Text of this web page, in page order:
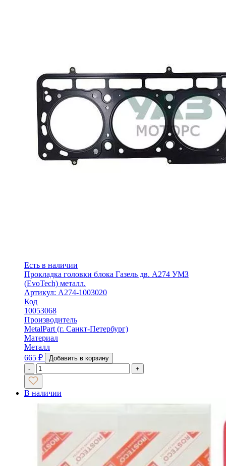
Есть в наличии
Прокладка головки блока Газель дв. А274 УМЗ
(EvoTech) металл.
Артикул: A274-1003020
Код
10053068
Производитель
MetalPart (г. Санкт-Петербург)
Материал
Металл
665 ₽
Добавить в корзину
-
+
В наличии